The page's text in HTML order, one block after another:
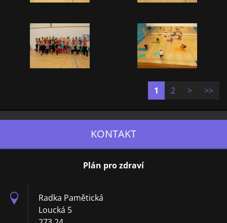
1 2 > >>
KONTAKT
Plán pro zdraví
Radka Pamětická
Loucká 5